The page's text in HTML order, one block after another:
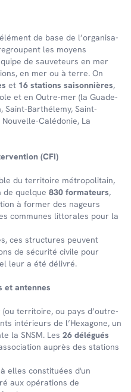
de base de l’or­ga­ni­sa­
les moyens
de sauveteurs en mer
en mer ou à terre. On
et 16 stations saison­nières,
et en Outre-mer (la Guade­
Saint-Barthé­lemy, Saint-
Calé­do­nie, La
(CFI)
du terri­toire métro­po­li­tain,
de quelque 830 forma­teurs,
à former des nageurs
communes litto­rales pour la
ces struc­tures peuvent
de sécu­rité civile pour
leur a été déli­vré.
et antennes
terri­toire, ou pays d’outre-
inté­rieurs de l’Hexa­gone, un
la SNSM. Les 26 délégués
auprès des stations
elles constituées d'un
aux opérations de